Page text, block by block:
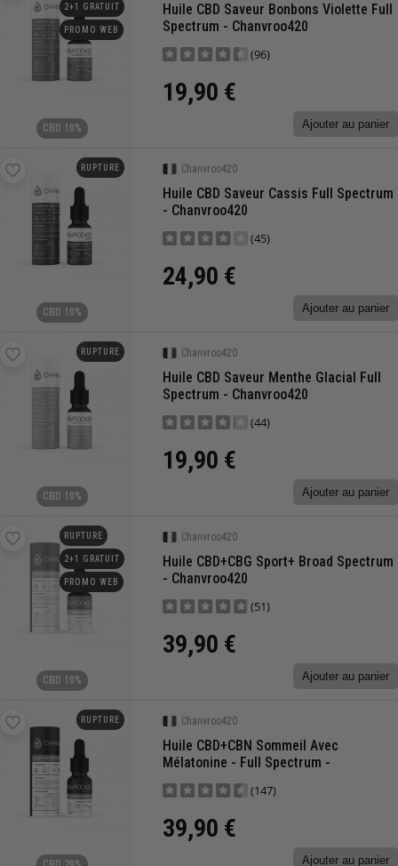
2+1 GRATUIT
PROMO WEB
CBD 10%
Huile CBD Saveur Bonbons Violette Full
Spectrum - Chanvroo420
(96)
19,90 €
Ajouter au panier
RUPTURE
CBD 10%
Chanvroo420
Huile CBD Saveur Cassis Full Spectrum
- Chanvroo420
(45)
24,90 €
Ajouter au panier
RUPTURE
CBD 10%
Chanvroo420
Huile CBD Saveur Menthe Glacial Full
Spectrum - Chanvroo420
(44)
19,90 €
Ajouter au panier
RUPTURE
2+1 GRATUIT
PROMO WEB
CBD 10%
Chanvroo420
Huile CBD+CBG Sport+ Broad Spectrum
- Chanvroo420
(51)
39,90 €
Ajouter au panier
RUPTURE Chanvroo420
Huile CBD+CBN Sommeil Avec
Mélatonine - Full Spectrum -
Chanvroo420
(147)
39,90 €
Ajouter au panier